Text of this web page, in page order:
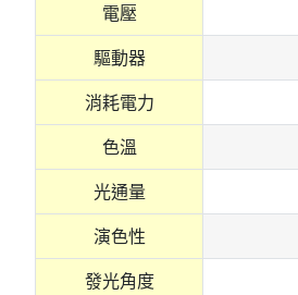
電壓
驅動器
消耗電力
色溫
光通量
演色性
發光角度